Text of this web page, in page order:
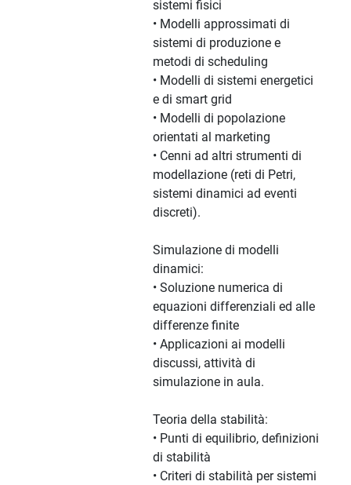
sistemi fisici
• Modelli approssimati di
sistemi di produzione e
metodi di scheduling
• Modelli di sistemi energetici
e di smart grid
• Modelli di popolazione
orientati al marketing
• Cenni ad altri strumenti di
modellazione (reti di Petri,
sistemi dinamici ad eventi
discreti).
Simulazione di modelli
dinamici:
• Soluzione numerica di
equazioni differenziali ed alle
differenze finite
• Applicazioni ai modelli
discussi, attività di
simulazione in aula.
Teoria della stabilità:
• Punti di equilibrio, definizioni
di stabilità
• Criteri di stabilità per sistemi